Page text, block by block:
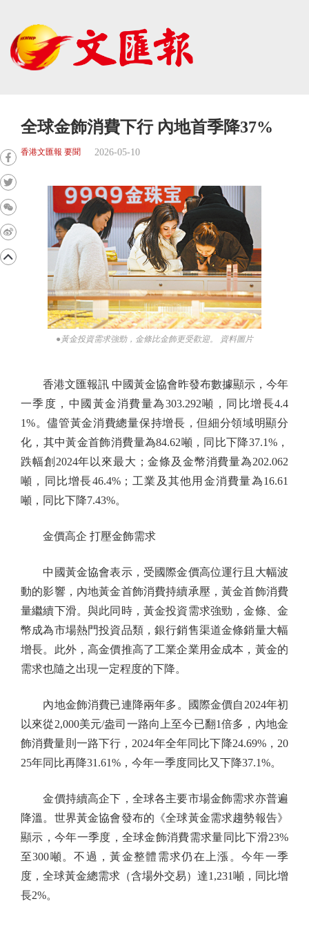
全球金飾消費下行 內地首季降37%
香港文匯報 要聞 2026-05-10
●黃金投資需求強勁，金條比金飾更受歡迎。 資料圖片
香港文匯報訊 中國黃金協會昨發布數據顯示，今年
一季度，中國黃金消費量為303.292噸，同比增長4.4
1%。儘管黃金消費總量保持增長，但細分領域明顯分
化，其中黃金首飾消費量為84.62噸，同比下降37.1%，
跌幅創2024年以來最大；金條及金幣消費量為202.062
噸，同比增長46.4%；工業及其他用金消費量為16.61
噸，同比下降7.43%。
金價高企 打壓金飾需求
中國黃金協會表示，受國際金價高位運行且大幅波
動的影響，內地黃金首飾消費持續承壓，黃金首飾消費
量繼續下滑。與此同時，黃金投資需求強勁，金條、金
幣成為市場熱門投資品類，銀行銷售渠道金條銷量大幅
增長。此外，高金價推高了工業企業用金成本，黃金的
需求也隨之出現一定程度的下降。
內地金飾消費已連降兩年多。國際金價自2024年初
以來從2,000美元/盎司一路向上至今已翻1倍多，內地金
飾消費量則一路下行，2024年全年同比下降24.69%，20
25年同比再降31.61%，今年一季度同比又下降37.1%。
金價持續高企下，全球各主要市場金飾需求亦普遍
降溫。世界黃金協會發布的《全球黃金需求趨勢報告》
顯示，今年一季度，全球金飾消費需求量同比下滑23%
至300噸。不過，黃金整體需求仍在上漲。今年一季
度，全球黃金總需求（含場外交易）達1,231噸，同比增
長2%。